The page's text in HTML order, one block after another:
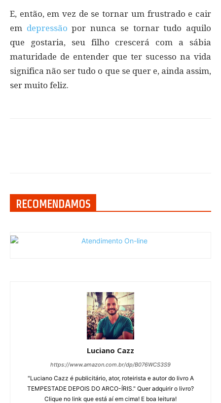
E, então, em vez de se tornar um frustrado e cair
em depressão por nunca se tornar tudo aquilo
que gostaria, seu filho crescerá com a sábia
maturidade de entender que ter sucesso na vida
significa não ser tudo o que se quer e, ainda assim,
ser muito feliz.
RECOMENDAMOS
Luciano Cazz
https://www.amazon.com.br/dp/B076WCS3S9
"Luciano Cazz é publicitário, ator, roteirista e autor do livro A
TEMPESTADE DEPOIS DO ARCO-ÍRIS." Quer adquirir o livro?
Clique no link que está aí em cima! E boa leitura!